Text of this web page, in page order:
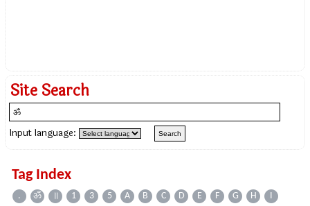
Site Search
Input language:
Tag Index
. ॐ ॥ 1 3 5 A B C D E F G H
I